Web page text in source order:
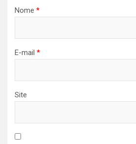
Nome *
E-mail *
Site